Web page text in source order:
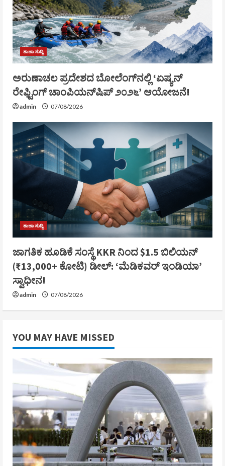
ತಾಜಾ ಸುದ್ದಿ
ಅರುಣಾಚಲ ಪ್ರದೇಶದ ಬೋಲೆಂಗ್‌ನಲ್ಲಿ ‘ಏಷ್ಯನ್
ರೇಫ್ಟಿಂಗ್ ಚಾಂಪಿಯನ್‌ಷಿಪ್ ೨೦೨೬’ ಆಯೋಜನೆ!
admin 07/08/2026
ತಾಜಾ ಸುದ್ದಿ
ಜಾಗತಿಕ ಹೂಡಿಕೆ ಸಂಸ್ಥೆ KKR ನಿಂದ $1.5 ಬಿಲಿಯನ್
(₹13,000+ ಕೋಟಿ) ಡೀಲ್: ‘ಮೆಡಿಕವರ್ ಇಂಡಿಯಾ’
ಸ್ವಾಧೀನ!
admin 07/08/2026
YOU MAY HAVE MISSED